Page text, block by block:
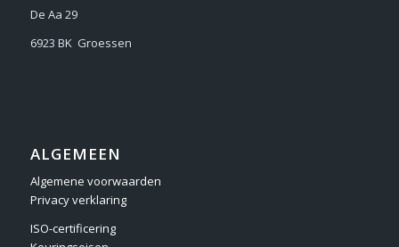
De Aa 29
6923 BK Groessen
ALGEMEEN
Algemene voorwaarden
Privacy verklaring
ISO-certificering